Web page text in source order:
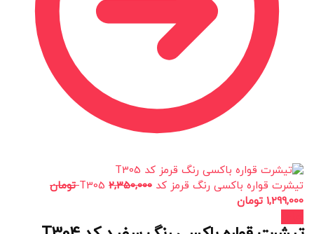
تیشرت قواره باکسی رنگ قرمز کد T305 2,350,000
تومان
1,299,000 تومان